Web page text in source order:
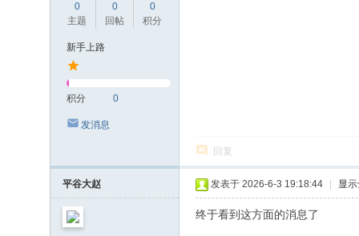
0
主题
0
回帖
0
积分
新手上路
积分 0
发消息
回复
平谷大赵 发表于 2026-6-3 19:18:44 显
终于看到这方面的消息了